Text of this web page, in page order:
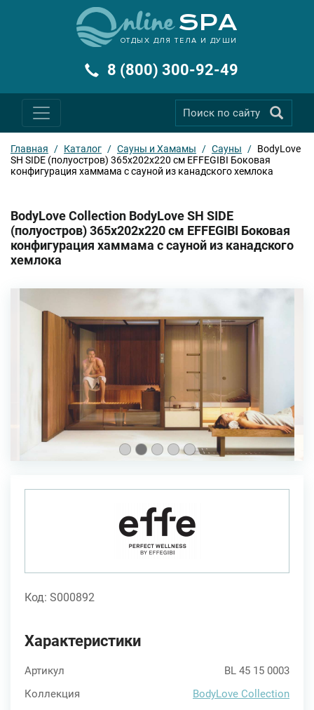
ОТДЫХ ДЛЯ ТЕЛА И ДУШИ
8 (800) 300-92-49
Главная / Каталог / Сауны и Хамамы / Сауны / BodyLove
SH SIDE (полуостров) 365х202х220 см EFFEGIBI Боковая
конфигурация хаммама с сауной из канадского хемлока
BodyLove Collection BodyLove SH SIDE
(полуостров) 365х202х220 см EFFEGIBI Боковая
конфигурация хаммама с сауной из канадского
хемлока
Код: S000892
Характеристики
Артикул
BL 45 15 0003
Коллекция
BodyLove Collection